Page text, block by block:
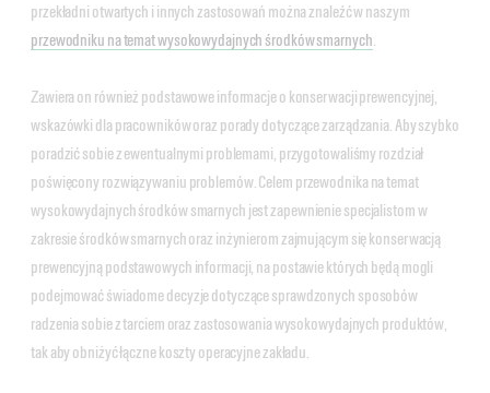
przekładni otwartych i innych zastosowań można znaleźć w naszym
przewodniku na temat wysokowydajnych środków smarnych
Zawiera on również podstawowe informacje o konserwacji prewencyjnej,
wskazówki dla pracowników oraz porady dotyczące zarządzania. Aby szybko
poradzić sobie z ewentualnymi problemami, przygotowaliśmy rozdział
poświęcony rozwiązywaniu problemów. Celem przewodnika na temat
wysokowydajnych środków smarnych jest zapewnienie specjalistom w
zakresie środków smarnych oraz inżynierom zajmującym się konserwacją
prewencyjną podstawowych informacji, na postawie których będą mogli
podejmować świadome decyzje dotyczące sprawdzonych sposobów
radzenia sobie z tarciem oraz zastosowania wysokowydajnych produktów,
tak aby obniżyć łączne koszty operacyjne zakładu.